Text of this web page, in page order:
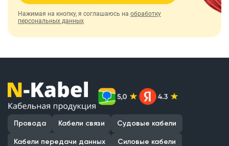
Нажимая на кнопку, я соглашаюсь на обработку
персональных данных
Провода Кабели связи Судовые кабели
Кабели передачи данных Силовые кабели